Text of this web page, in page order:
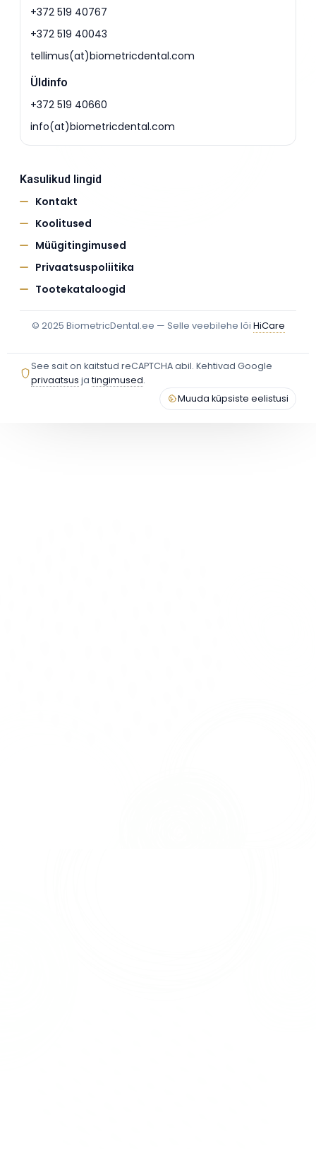
+372 519 40767
+372 519 40043
tellimus(at)biometricdental.com
Üldinfo
+372 519 40660
info(at)biometricdental.com
Kasulikud lingid
Kontakt
Koolitused
Müügitingimused
Privaatsuspoliitika
Tootekataloogid
© 2025 BiometricDental.ee — Selle veebilehe lõi HiCare
See sait on kaitstud reCAPTCHA abil. Kehtivad Google
privaatsus ja tingimused.
Muuda küpsiste eelistusi